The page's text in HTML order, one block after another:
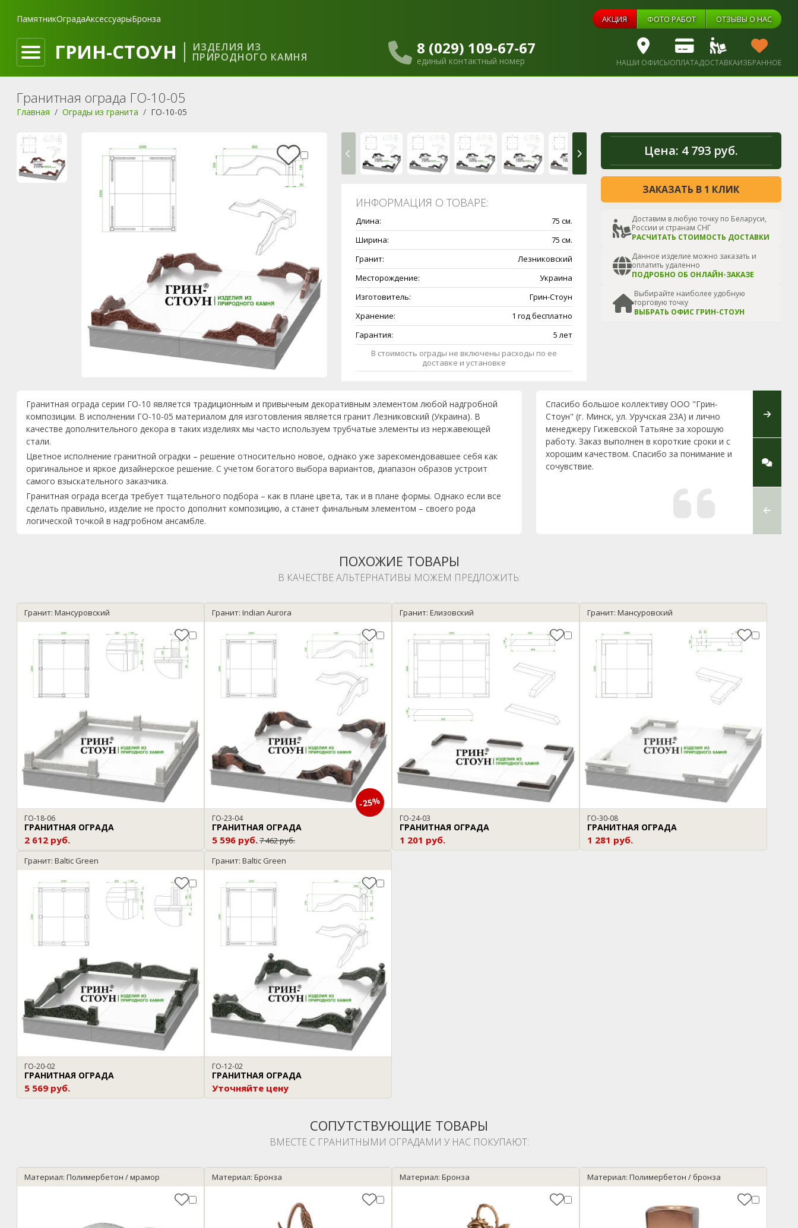
ПамятникОградаАксессуарыБронза АКЦИЯ ФОТО РАБОТ ОТЗЫВЫ О НАС
ГРИН-СТОУН ИЗДЕЛИЯ ИЗ
ПРИРОДНОГО КАМНЯ 8 (029) 109-67-67
единый контактный номер НАШИ ОФИСЫОПЛАТАДОСТАВКАИЗБРАННОЕ
Гранитная ограда ГО-10-05
Главная Ограды из гранита ГО-10-05
Цена: 4 793 руб.
ЗАКАЗАТЬ В 1 КЛИК
Доставим в любую точку по Беларуси,
России и странам СНГ
РАСЧИТАТЬ СТОИМОСТЬ ДОСТАВКИ
Данное изделие можно заказать и
оплатить удаленно
ПОДРОБНО ОБ ОНЛАЙН-ЗАКАЗЕ
Выбирайте наиболее удобную
торговую точку
ВЫБРАТЬ ОФИС ГРИН-СТОУН
ИНФОРМАЦИЯ О ТОВАРЕ:
Длина:
75 см.
Ширина:
75 см.
Гранит:
Лезниковский
Месторождение:
Украина
Изготовитель:
Грин-Стоун
Хранение:
1 год бесплатно
Гарантия:
5 лет
В стоимость ограды не включены расходы по ее
доставке и установке
Гранитная ограда серии ГО-10 является традиционным и привычным декоративным элементом любой надгробной
композиции. В исполнении ГО-10-05 материалом для изготовления является гранит Лезниковский (Украина). В
качестве дополнительного декора в таких изделиях мы часто используем трубчатые элементы из нержавеющей
стали.
Цветное исполнение гранитной оградки – решение относительно новое, однако уже зарекомендовавшее себя как
оригинальное и яркое дизайнерское решение. С учетом богатого выбора вариантов, диапазон образов устроит
самого взыскательного заказчика.
Гранитная ограда всегда требует тщательного подбора – как в плане цвета, так и в плане формы. Однако если все
сделать правильно, изделие не просто дополнит композицию, а станет финальным элементом – своего рода
логической точкой в надгробном ансамбле.
Спасибо большое коллективу ООО "Грин-
Стоун" (г. Минск, ул. Уручская 23А) и лично
менеджеру Гижевской Татьяне за хорошую
работу. Заказ выполнен в короткие сроки и с
хорошим качеством. Спасибо за понимание и
сочувствие.
первой
ПОХОЖИЕ ТОВАРЫ
В КАЧЕСТВЕ АЛЬТЕРНАТИВЫ МОЖЕМ ПРЕДЛОЖИТЬ:
Гранит: Мансуровский
ГО-18-06
ГРАНИТНАЯ ОГРАДА
2 612 руб.
Гранит: Indian Aurora
ГО-23-04
ГРАНИТНАЯ ОГРАДА
5 596 руб.7 462 руб.
-25%
Гранит: Елизовский
ГО-24-03
ГРАНИТНАЯ ОГРАДА
1 201 руб.
Гранит: Мансуровский
ГО-30-08
ГРАНИТНАЯ ОГРАДА
1 281 руб.
Гранит: Baltic Green
ГО-20-02
ГРАНИТНАЯ ОГРАДА
5 569 руб.
Гранит: Baltic Green
ГО-12-02
ГРАНИТНАЯ ОГРАДА
Уточняйте цену
СОПУТСТВУЮЩИЕ ТОВАРЫ
ВМЕСТЕ С ГРАНИТНЫМИ ОГРАДАМИ У НАС ПОКУПАЮТ:
Материал: Полимербетон / мрамор Материал: Бронза Материал: Бронза Материал: Полимербетон / бронза